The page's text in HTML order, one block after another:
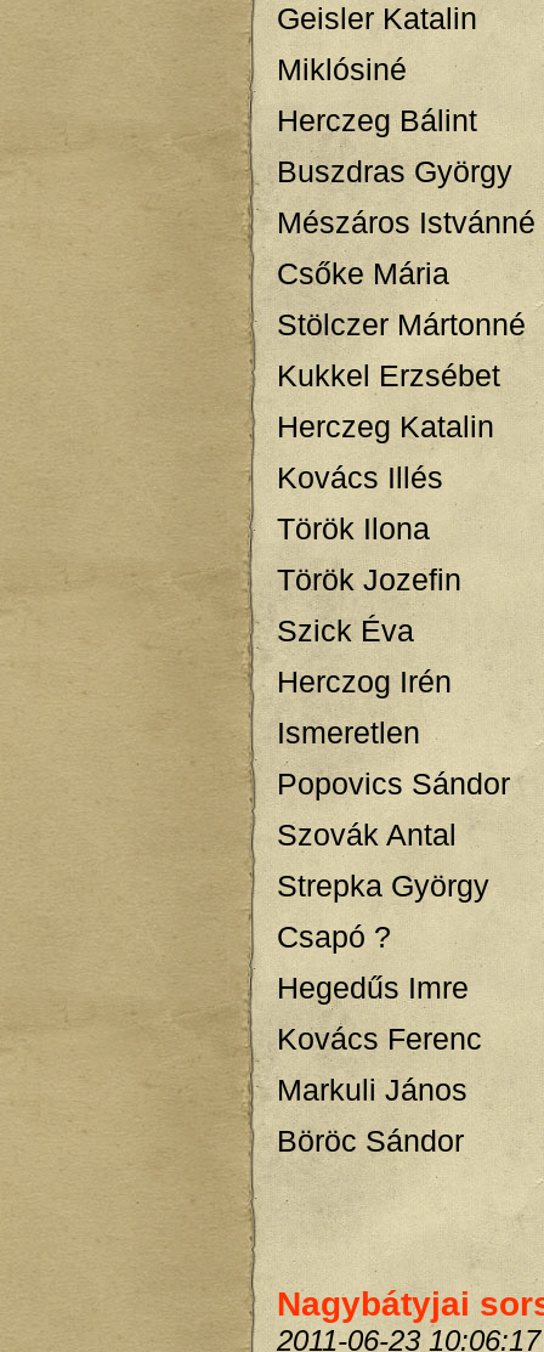
Geisler Katalin
Miklósiné
Herczeg Bálint
Buszdras György
Mészáros Istvánné
Csőke Mária
Stölczer Mártonné
Kukkel Erzsébet
Herczeg Katalin
Kovács Illés
Török Ilona
Török Jozefin
Szick Éva
Herczog Irén
Ismeretlen
Popovics Sándor
Szovák Antal
Strepka György
Csapó ?
Hegedűs Imre
Kovács Ferenc
Markuli János
Böröc Sándor
Nagybátyjai
2011-06-23 10:06:17